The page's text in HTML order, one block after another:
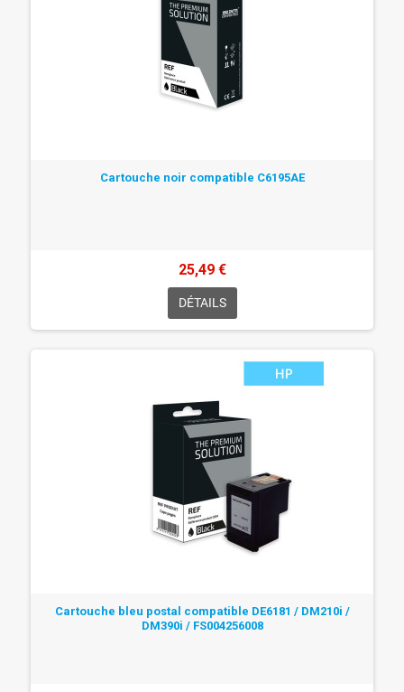
Cartouche noir compatible C6195AE
25,49 €
DÉTAILS
Cartouche bleu postal compatible DE6181 / DM210i /
DM390i / FS004256008